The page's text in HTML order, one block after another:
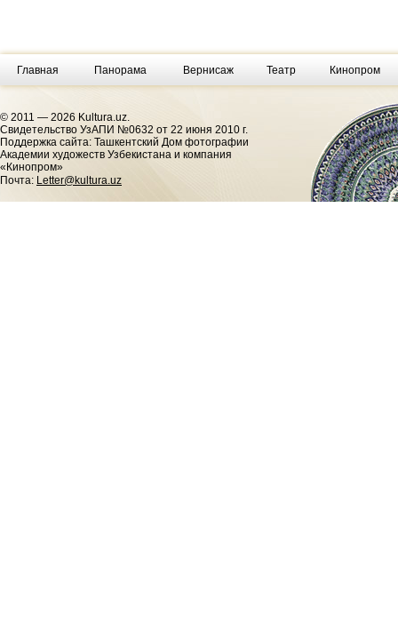
Главная Панорама Вернисаж Театр Кинопром
© 2011 — 2026 Kultura.uz.
Cвидетельство УзАПИ №0632 от 22 июня 2010 г.
Поддержка сайта: Ташкентский Дом фотографии
Академии художеств Узбекистана и компания
«Кинопром»
Почта: Letter@kultura.uz